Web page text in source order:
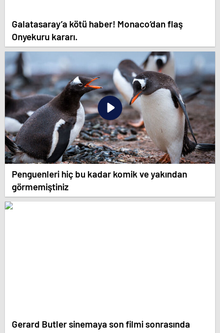
Galatasaray’a kötü haber! Monaco’dan flaş
Onyekuru kararı.
Penguenleri hiç bu kadar komik ve yakından
görmemiştiniz
Gerard Butler sinemaya son filmi sonrasında